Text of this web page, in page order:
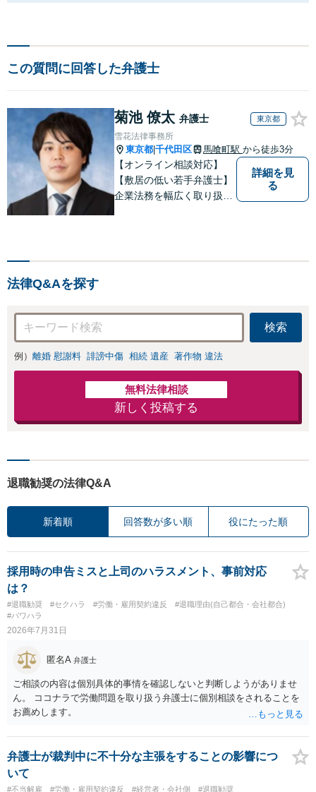
この質問に回答した弁護士
菊池 僚太 弁護士 東京都
雪花法律事務所
東京都 千代田区 馬喰町駅 から徒歩3分
【オンライン相談対応】
【敷居の低い若手弁護士】
企業法務を幅広く取り扱っ
詳細を見
る
法律Q&Aを探す
検索
例） 離婚 慰謝料 誹謗中傷 相続 遺産 著作物 違法
無料法律相談
新しく投稿する
退職勧奨の法律Q&A
新着順 回答数が多い順 役にたった順
採用時の申告ミスと上司のハラスメント、事前対応
は？
#退職勧奨 #セクハラ #労働・雇用契約違反
#退職理由(自己都合・会社都合)
#パワハラ
2026年7月31日
匿名A 弁護士
ご相談の内容は個別具体的事情を確認しないと判断しようがありませ
ん。 ココナラで労働問題を取り扱う弁護士に個別相談をされることを
お薦めします。
弁護士が裁判中に不十分な主張をすることの影響につ
いて
#不当解雇 #労働・雇用契約違反 #経営者・会社側 #退職勧奨